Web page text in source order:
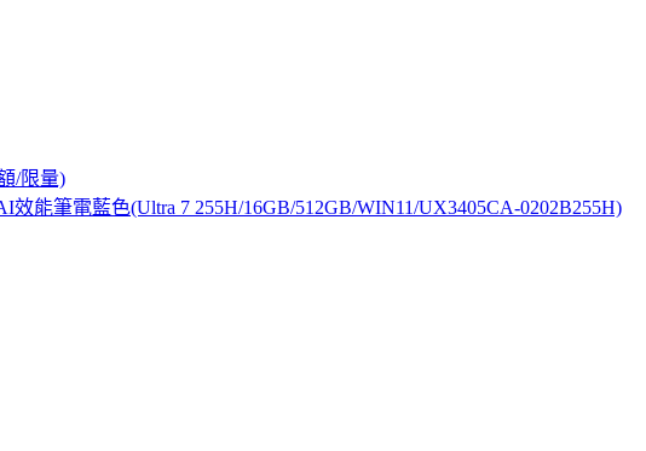
/限量)
效能筆電藍色(Ultra 7 255H/16GB/512GB/WIN11/UX3405CA-0202B255H)